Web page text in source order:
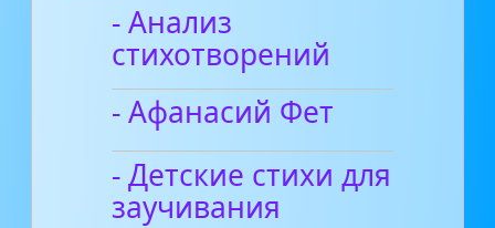
- Анализ
стихотворений
- Афанасий Фет
- Детские стихи для
заучивания